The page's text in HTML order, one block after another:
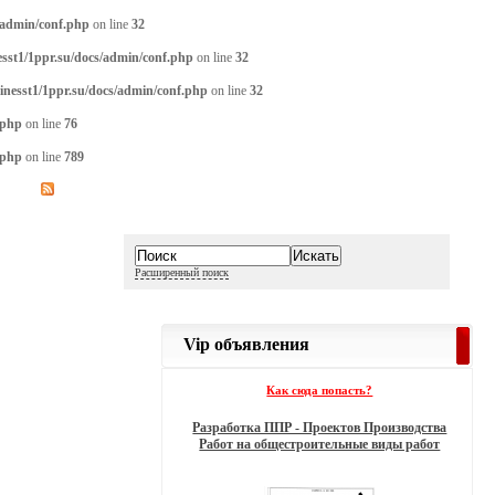
conf.php on line 32
1ppr.su/docs/admin/conf.php on line 32
1ppr.su/docs/admin/conf.php on line 32
on line 76
on line 789
Расширенный поиск
Vip объявления
Как сюда попасть?
Разработка ППР - Проектов Производства
Работ на общестроительные виды работ